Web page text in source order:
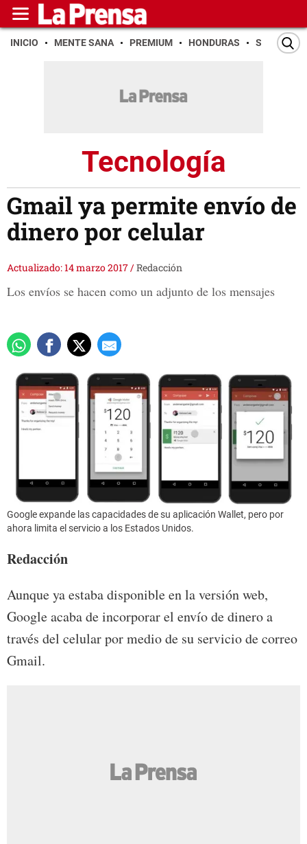
INICIO MENTE SANA PREMIUM HONDURAS SAN PEDRO
Tecnología
Gmail ya permite envío de
dinero por celular
Actualizado: 14 marzo 2017/Redacción
Los envíos se hacen como un adjunto de los mensajes
Google expande las capacidades de su aplicación Wallet, pero por
ahora limita el servicio a los Estados Unidos.
Redacción
Aunque ya estaba disponible en la versión web,
Google acaba de incorporar el envío de dinero a
través del celular por medio de su servicio de correo
Gmail.